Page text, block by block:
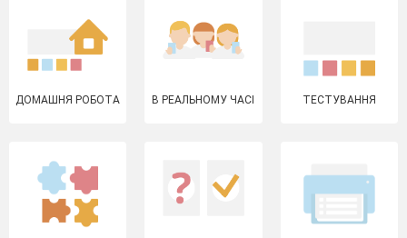
ДОМАШНЯ РОБОТА В РЕАЛЬНОМУ ЧАСІ ТЕСТУВАННЯ